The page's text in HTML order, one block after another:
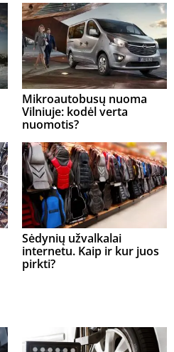
Mikroautobusų nuoma
Vilniuje: kodėl verta
nuomotis?
Sėdynių užvalkalai
internetu. Kaip ir kur juos
pirkti?